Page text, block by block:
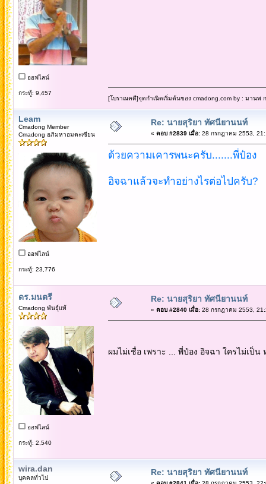
ออฟไลน์
กระทู้: 9,457
[โบราณคดี]จุดกำเนิดเริ่มต้นของ cmadong.com by : มานพ
Leam
Cmadong Member
Cmadong อภิมหาอมตะเซียน
ออฟไลน์
กระทู้: 23,776
Re: นายสุริยา ทัศนียานนท์
« ตอบ #2839 เมื่อ:28 กรกฎาคม 2553,
ด้วยความเคารพนะครับ.......พี่ป๋อง
อิจฉาแล้วจะทำอย่างไรต่อไปครับ?
ดร.มนตรี
Cmadong พันธุ์แท้
ออฟไลน์
กระทู้: 2,540
Re: นายสุริยา ทัศนียานนท์
« ตอบ #2840 เมื่อ:28 กรกฎาคม 2553,
ผมไม่เชื่อ เพราะ ... พี่ป๋อง อิจฉา ใครไม่เป็
wira.dan
บุคคลทั่วไป
Re: นายสุริยา ทัศนียานนท์